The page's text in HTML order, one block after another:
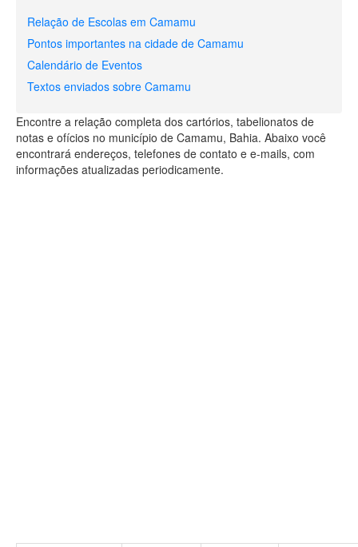
Relação de Escolas em Camamu
Pontos importantes na cidade de Camamu
Calendário de Eventos
Textos enviados sobre Camamu
Encontre a relação completa dos cartórios, tabelionatos de
notas e ofícios no município de Camamu, Bahia. Abaixo você
encontrará endereços, telefones de contato e e-mails, com
informações atualizadas periodicamente.